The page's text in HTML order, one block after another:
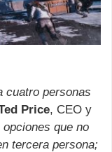
cuatro personas
Price, CEO y
opciones que no
tercera persona;